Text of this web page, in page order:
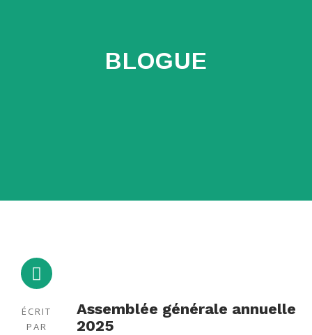
BLOGUE
ÉCRIT
PAR
Assemblée générale annuelle
2025